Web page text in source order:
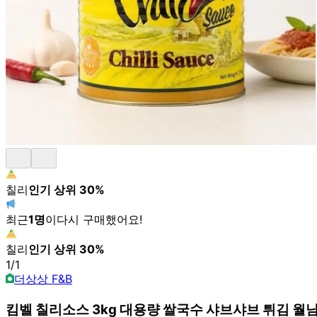
칠리인기 상위 30%
최근1명이다시 구매했어요!
칠리인기 상위 30%
1/1
더상상 F&B
킴벨 칠리소스 3kg 대용량 쌀국수 샤브샤브 튀김 월